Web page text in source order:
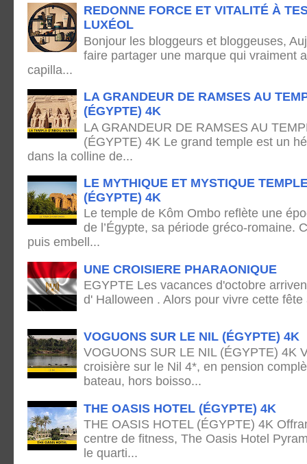
REDONNE FORCE ET VITALITÉ À
LUXÉOL
Bonjour les bloggeurs et bloggeuses,
faire partager une marque qui vraiment
capilla...
LA GRANDEUR DE RAMSES AU
(ÉGYPTE) 4K
LA GRANDEUR DE RAMSES AU
(ÉGYPTE) 4K Le grand temple est un
dans la colline de...
LE MYTHIQUE ET MYSTIQUE
(ÉGYPTE) 4K
Le temple de Kôm Ombo reflète une
de l’Égypte, sa période gréco-romaine.
puis embell...
UNE CROISIERE PHARAONIQUE
EGYPTE Les vacances d'octobre
d' Halloween . Alors pour vivre cette
VOGUONS SUR LE NIL (ÉGYPTE) 4K
VOGUONS SUR LE NIL (ÉGYPTE) 4K
croisière sur le Nil 4*, en pension
bateau, hors boisso...
THE OASIS HOTEL (ÉGYPTE) 4K
THE OASIS HOTEL (ÉGYPTE) 4K
centre de fitness, The Oasis Hotel
le quarti...